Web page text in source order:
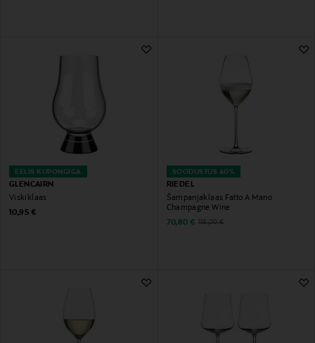
EELIS KUPONGIGA
GLENCAIRN
Viskiklaas
Original Price
10,95 €
SOODUSTUS 40%
RIEDEL
Šampanjaklaas Fatto A Mano
Champagne Wine
Discounted Price
70,80 € Original Price
118,00 €